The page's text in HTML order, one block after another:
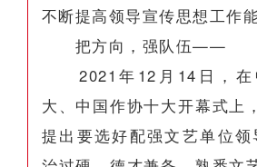
不断提高领导宣传思想工作能
把方向，强队伍——
2021年12月14日，在
大、中国作协十大开幕式上
提出要选好配强文艺单位领